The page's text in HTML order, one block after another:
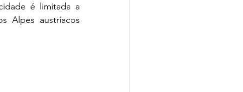
é limitada a
Alpes austríacos